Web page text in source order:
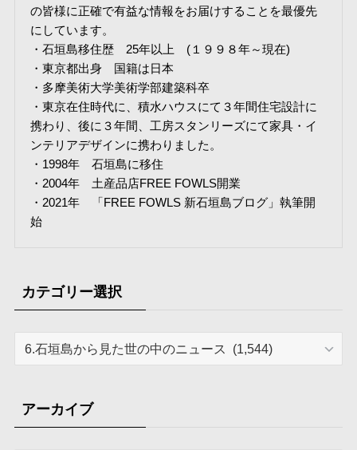
の皆様に正確で有益な情報をお届けすることを最優先
にしています。
・石垣島移住歴 25年以上 (１９９８年～現在)
・東京都出身 国籍は日本
・多摩美術大学美術学部建築科卒
・東京在住時代に、積水ハウスにて３年間住宅設計に
携わり、後に３年間、工房スタンリーズにて家具・イ
ンテリアデザインに携わりました。
・1998年 石垣島に移住
・2004年 土産品店FREE FOWLS開業
・2021年 「FREE FOWLS 新石垣島ブログ」執筆開
始
カテゴリー選択
リ
ー
アーカイブ